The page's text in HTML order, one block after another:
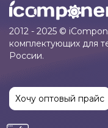
2012 - 2025 ©
комплектующих для
России.
Хочу оптовый прайс